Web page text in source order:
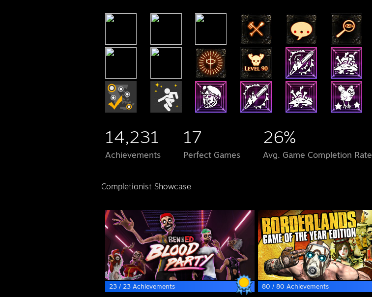
14,231
Achievements
17
Perfect Games
26%
Avg. Game Completion Rate
Completionist Showcase
23 / 23 Achievements 80 / 80 Achievements